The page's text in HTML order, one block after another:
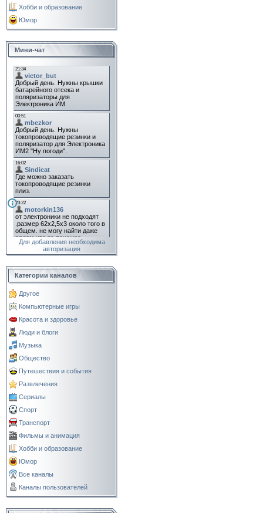
Хобби и образование
Юмор
Мини-чат
Для добавления необходима
авторизация
Категории каналов
Другое
Компьютерные игры
Красота и здоровье
Люди и блоги
Музыка
Общество
Путешествия и события
Развлечения
Сериалы
Спорт
Транспорт
Фильмы и анимация
Хобби и образование
Юмор
Все каналы
Каналы пользователей